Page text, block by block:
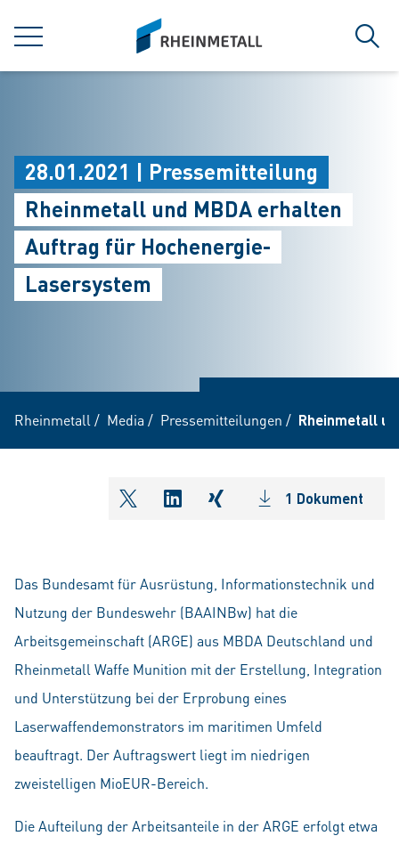
MENÜ
siteLogo
28.01.2021 | Pressemitteilung
Rheinmetall und MBDA erhalten
Auftrag für Hochenergie-
Lasersystem
Rheinmetall / Media / Pressemitteilungen / Rheinmetall
shareOntwitter
shareOnlinkedIn
shareOnxing1 Dokument
Das Bundesamt für Ausrüstung, Informationstechnik und
Nutzung der Bundeswehr (BAAINBw) hat die
Arbeitsgemeinschaft (ARGE) aus MBDA Deutschland und
Rheinmetall Waffe Munition mit der Erstellung, Integration
und Unterstützung bei der Erprobung eines
Laserwaffendemonstrators im maritimen Umfeld
beauftragt. Der Auftragswert liegt im niedrigen
zweistelligen MioEUR-Bereich.
Die Aufteilung der Arbeitsanteile in der ARGE erfolgt etwa